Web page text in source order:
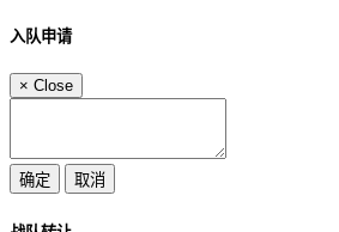
入队申请
× Close